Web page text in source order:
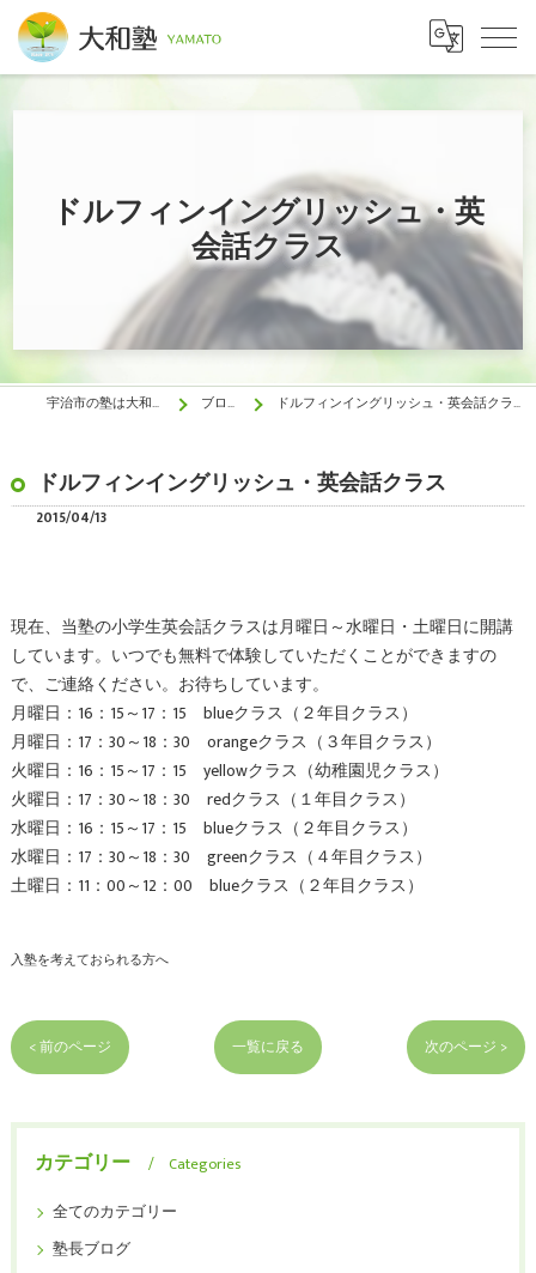
ドルフィンイングリッシュ・英
会話クラス
宇治市の塾は大和塾 ブログ ドルフィンイングリッシュ・英会話クラス
ドルフィンイングリッシュ・英会話クラス
2015/04/13
現在、当塾の小学生英会話クラスは月曜日～水曜日・土曜日に開講
しています。いつでも無料で体験していただくことができますの
で、ご連絡ください。お待ちしています。
月曜日：16：15～17：15 blueクラス（２年目クラス）
月曜日：17：30～18：30 orangeクラス（３年目クラス）
火曜日：16：15～17：15 yellowクラス（幼稚園児クラス）
火曜日：17：30～18：30 redクラス（１年目クラス）
水曜日：16：15～17：15 blueクラス（２年目クラス）
水曜日：17：30～18：30 greenクラス（４年目クラス）
土曜日：11：00～12：00 blueクラス（２年目クラス）
入塾を考えておられる方へ
< 前のページ 一覧に戻る 次のページ >
カテゴリー
Categories
全てのカテゴリー
塾長ブログ